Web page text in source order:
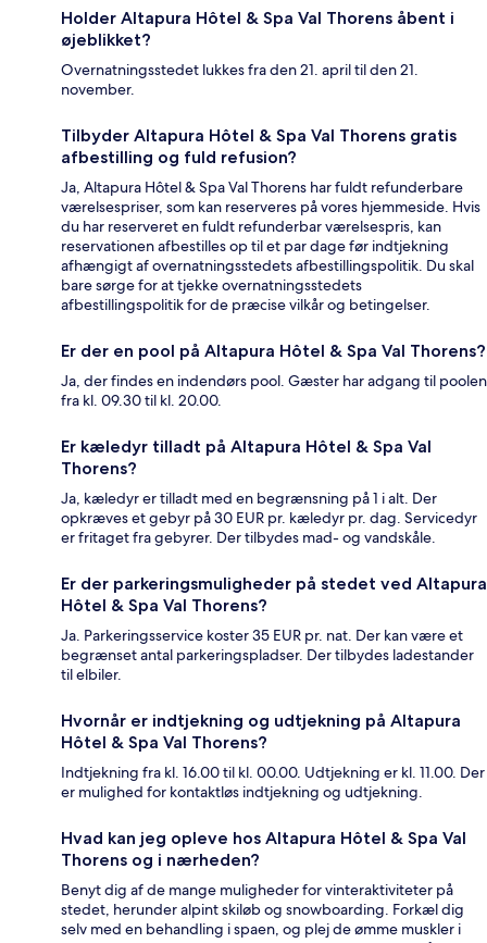
Holder Altapura Hôtel & Spa Val Thorens åbent i
øjeblikket?
Overnatningsstedet lukkes fra den 21. april til den 21.
november.
Tilbyder Altapura Hôtel & Spa Val Thorens gratis
afbestilling og fuld refusion?
Ja, Altapura Hôtel & Spa Val Thorens har fuldt refunderbare
værelsespriser, som kan reserveres på vores hjemmeside. Hvis
du har reserveret en fuldt refunderbar værelsespris, kan
reservationen afbestilles op til et par dage før indtjekning
afhængigt af overnatningsstedets afbestillingspolitik. Du skal
bare sørge for at tjekke overnatningsstedets
afbestillingspolitik for de præcise vilkår og betingelser.
Er der en pool på Altapura Hôtel & Spa Val Thorens?
Ja, der findes en indendørs pool. Gæster har adgang til poolen
fra kl. 09.30 til kl. 20.00.
Er kæledyr tilladt på Altapura Hôtel & Spa Val
Thorens?
Ja, kæledyr er tilladt med en begrænsning på 1 i alt. Der
opkræves et gebyr på 30 EUR pr. kæledyr pr. dag. Servicedyr
er fritaget fra gebyrer. Der tilbydes mad- og vandskåle.
Er der parkeringsmuligheder på stedet ved Altapura
Hôtel & Spa Val Thorens?
Ja. Parkeringsservice koster 35 EUR pr. nat. Der kan være et
begrænset antal parkeringspladser. Der tilbydes ladestander
til elbiler.
Hvornår er indtjekning og udtjekning på Altapura
Hôtel & Spa Val Thorens?
Indtjekning fra kl. 16.00 til kl. 00.00. Udtjekning er kl. 11.00. Der
er mulighed for kontaktløs indtjekning og udtjekning.
Hvad kan jeg opleve hos Altapura Hôtel & Spa Val
Thorens og i nærheden?
Benyt dig af de mange muligheder for vinteraktiviteter på
stedet, herunder alpint skiløb og snowboarding. Forkæl dig
selv med en behandling i spaen, og plej de ømme muskler i